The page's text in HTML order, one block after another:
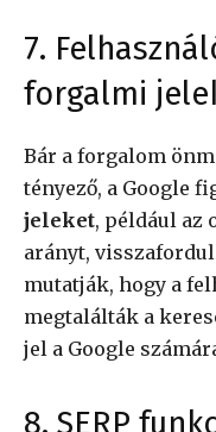
7.
forgalmi
Bár a forgalom
tényező, a Google
jeleket, például az
arányt,
mutatják, hogy a
megtalálták a
jel a Google
8. SERP